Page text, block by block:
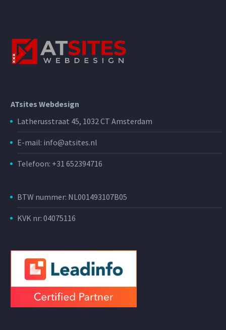
ATsites Webdesign
Latherusstraat 45, 1032 CT Amsterdam
E-mail: info@atsites.nl
Telefoon: +31 652394716
BTW nummer: NL001493107B05
KVK nr: 04075116